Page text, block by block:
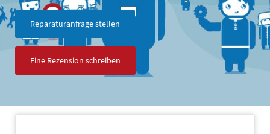
Reparaturanfrage stellen
Eine Rezension schreiben